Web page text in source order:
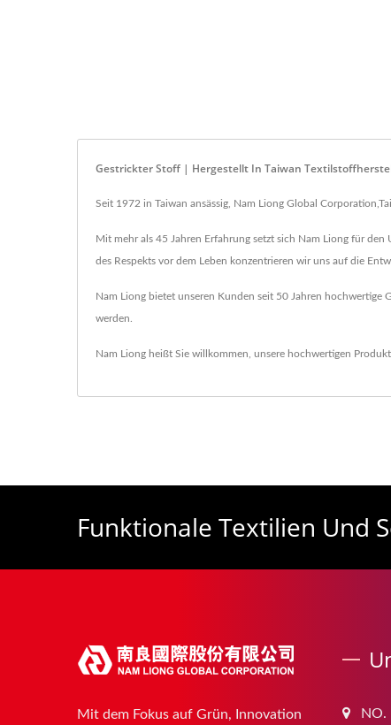
Gestrickter Stoff | Hergestellt In Taiwan
Seit 1972 in Taiwan ansässig, Nam Liong Global
Mit mehr als 45 Jahren Erfahrung setzt sich Nam Liong für
des Respekts vor dem Leben konzentrieren wir uns auf die
Nam Liong bietet unseren Kunden seit 50 Jahren
werden.
Nam Liong heißt Sie willkommen, unsere hochwertigen
Funktionale Textilien Und
Mit dem Fokus auf Grün, Innovation NO.